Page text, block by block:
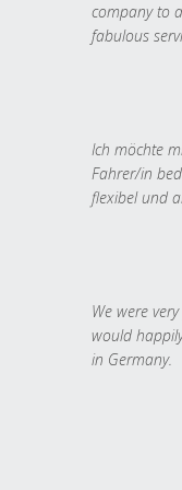
company to
fabulous
Ich möchte
Fahrer/in
flexibel und
We were
would
in Germany.